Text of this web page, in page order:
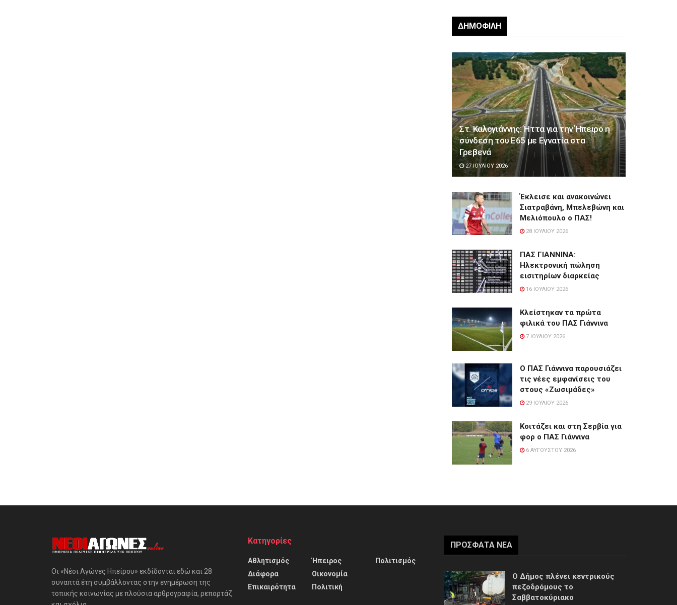
ΔΗΜΟΦΙΛΉ
Στ. Καλογιάννης: Ήττα για την Ήπειρο η
σύνδεση του Ε65 με Εγνατία στα
Γρεβενά
27 ΙΟΥΛΊΟΥ 2026
Έκλεισε και ανακοινώνει
Σιατραβάνη, Μπελεβώνη και
Μελιόπουλο ο ΠΑΣ!
28 ΙΟΥΛΊΟΥ 2026
ΠΑΣ ΓΙΑΝΝΙΝΑ:
Hλεκτρονική πώληση
εισιτηρίων διαρκείας
16 ΙΟΥΛΊΟΥ 2026
Κλείστηκαν τα πρώτα
φιλικά του ΠΑΣ Γιάννινα
7 ΙΟΥΛΊΟΥ 2026
Ο ΠΑΣ Γιάννινα παρουσιάζει
τις νέες εμφανίσεις του
στους «Ζωσιμάδες»
29 ΙΟΥΛΊΟΥ 2026
Κοιτάζει και στη Σερβία για
φορ ο ΠΑΣ Γιάννινα
6 ΑΥΓΟΎΣΤΟΥ 2026
Οι «Νέοι Αγώνες Ηπείρου» εκδίδονται εδώ και 28
συναπτά έτη συμβάλλοντας στην ενημέρωση της
τοπικής κοινωνίας με πλούσια αρθρογραφία, ρεπορτάζ
Κατηγορίες
Αθλητισμός
Διάφορα
Επικαιρότητα
Ήπειρος
Οικονομία
Πολιτική
Πολιτισμός
ΠΡΌΣΦΑΤΑ ΝΈΑ
Ο Δήμος πλένει κεντρικούς
πεζοδρόμους το
Σαββατοκύριακο